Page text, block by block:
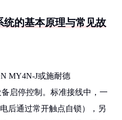
统的基本原理与常见故
MY4N-J或施耐德
启停控制。标准接线中，一
后通过常开触点自锁），另